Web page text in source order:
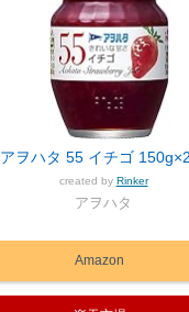
アヲハタ 55 イチゴ
created by Rinker
アヲハタ
Amazon